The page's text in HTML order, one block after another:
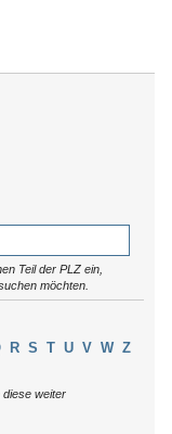
Teil der PLZ ein,
möchten.
R S T U V W Z
diese weiter